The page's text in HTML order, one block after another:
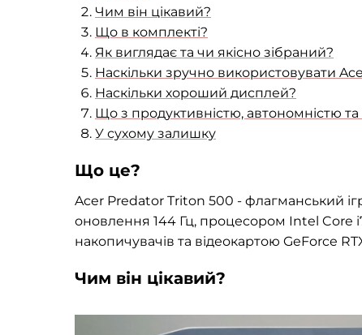
Чим він цікавий?
Що в комплекті?
Як виглядає та чи якісно зібраний?
Наскільки зручно використовувати
Наскільки хороший дисплей?
Що з продуктивністю, автономністю
У сухому залишку
Що це?
Acer Predator Triton 500 - флагманський
оновлення 144 Гц, процесором Intel Core
накопичувачів та відеокартою GeForce
Чим він цікавий?